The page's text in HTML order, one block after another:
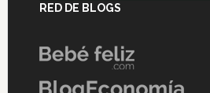
RED DE BLOGS